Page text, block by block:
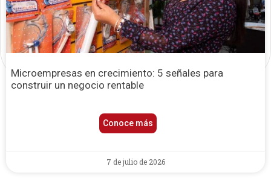
Microempresas en crecimiento: 5 señales para
construir un negocio rentable
Conoce más
7 de julio de 2026